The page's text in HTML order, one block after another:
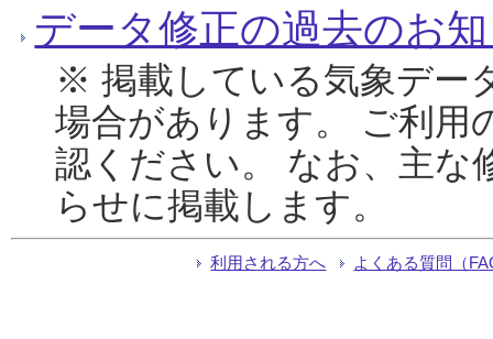
データ修正の過去のお
※ 掲載している気象デー
場合があります。 ご利用
認ください。 なお、主な
らせに掲載します。
利用される方へ よくある質問（